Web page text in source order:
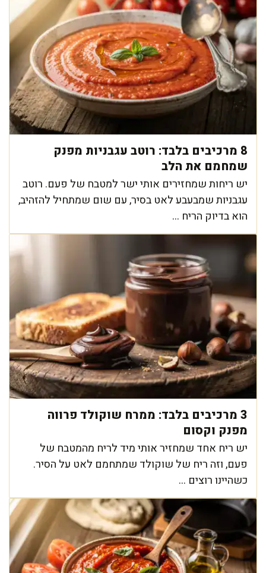
8 מרכיבים בלבד: רוטב עגבניות מפנק
שמחמם את הלב
יש ריחות שמחזירים אותי ישר למטבח של פעם. רוטב
עגבניות שמבעבע לאט בסיר, עם שום שמתחיל להזהיב,
הוא בדיוק הריח ...
3 מרכיבים בלבד: ממרח שוקולד פרווה
מפנק וקסום
יש ריח אחד שמחזיר אותי מיד לריח מהמטבח של
פעם, וזה ריח של שוקולד שמתחמם לאט על הסיר.
כשהיינו רוצים ...